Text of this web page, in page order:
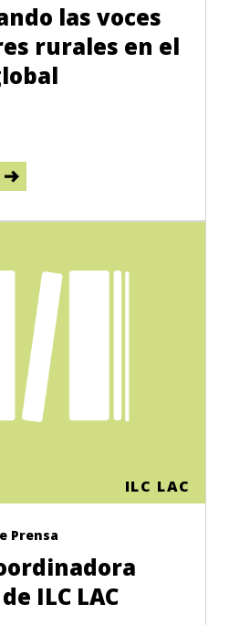
las voces
rurales en el
ILC LAC
Prensa
ILC LAC